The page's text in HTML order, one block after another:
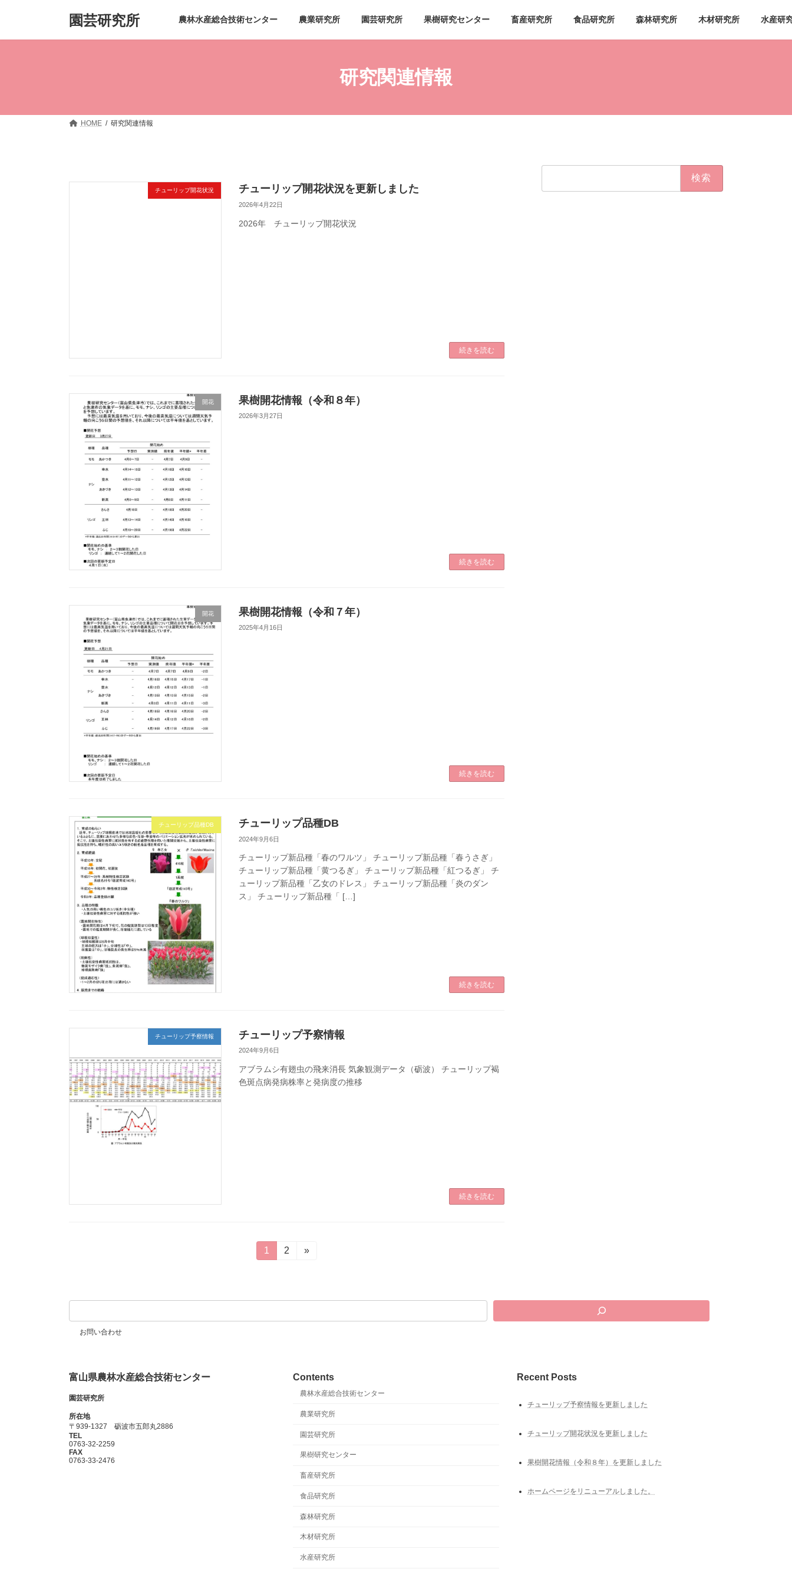
ン
プ
ー
動
園芸研究所 農林水産総合技術センター 農業研究所 園芸研究所 果樹研究センター 畜産研究所 食品研究所 森林研究所 木材研究所 水産研
研究関連情報
HOME 研究関連情報
チューリップ開花状況 チューリップ開花状況を更新しました
2026年4月22日
2026年 チューリップ開花状況
続きを読む
開花 果樹開花情報（令和８年）
2026年3月27日
続きを読む
開花 果樹開花情報（令和７年）
2025年4月16日
続きを読む
チューリップ品種DB チューリップ品種DB
2024年9月6日
チューリップ新品種「春のワルツ」 チューリップ新品種「春うさぎ」
チューリップ新品種「黄つるぎ」 チューリップ新品種「紅つるぎ」 チ
ューリップ新品種「乙女のドレス」 チューリップ新品種「炎のダン
ス」 チューリップ新品種「 […]
続きを読む
チューリップ予察情報 チューリップ予察情報
2024年9月6日
アブラムシ有翅虫の飛来消長 気象観測データ（砺波） チューリップ褐
色斑点病発病株率と発病度の推移
続きを読む
の
ペ
ジ
送
り
固
定
ジ
1
固
ジ
2 »
お問い合わせ
富山県農林水産総合技術センター
園芸研究所
所在地
〒939-1327 砺波市五郎丸2886
TEL
0763-32-2259
FAX
0763-33-2476
Contents
農林水産総合技術センター
農業研究所
園芸研究所
果樹研究センター
畜産研究所
食品研究所
森林研究所
木材研究所
水産研究所
Recent Posts
チューリップ予察情報を更新しました
チューリップ開花状況を更新しました
果樹開花情報（令和８年）を更新しました
ホームページをリニューアルしました。